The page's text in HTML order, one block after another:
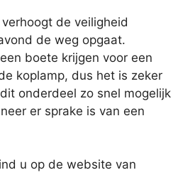
de veiligheid
de weg opgaat.
boete krijgen voor een
koplamp, dus het is zeker
onderdeel zo snel mogelijk
er sprake is van een
u op de website van